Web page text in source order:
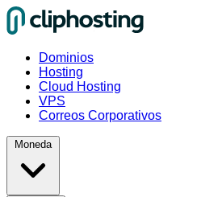
Dominios
Hosting
Cloud Hosting
VPS
Correos Corporativos
Moneda